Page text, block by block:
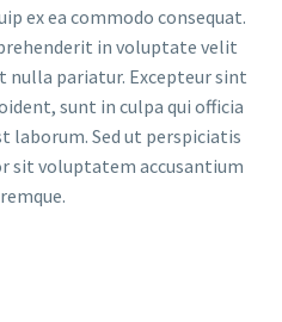
ex ea commodo consequat.
in voluptate velit
nulla pariatur. Excepteur sint
sunt in culpa qui officia
laborum. Sed ut perspiciatis
sit voluptatem accusantium